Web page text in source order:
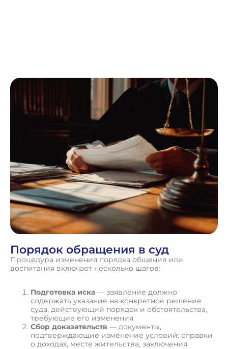
Порядок обращения в суд
Процедура изменения порядка общения или
воспитания включает несколько шагов:
Подготовка иска — заявление должно
содержать указание на конкретное решение
суда, действующий порядок и обстоятельства,
требующие его изменения.
Сбор доказательств — документы,
подтверждающие изменение условий: справки
о доходах, месте жительства, заключения